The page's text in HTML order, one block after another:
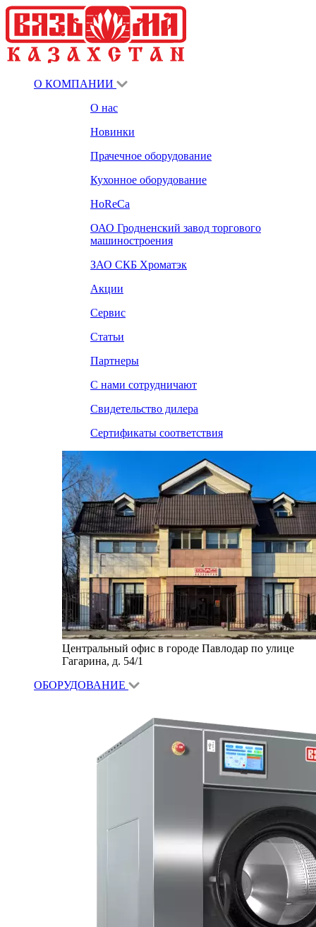
О КОМПАНИИ
О нас
Новинки
Прачечное оборудование
Кухонное оборудование
HoReCa
ОАО Гродненский завод торгового
машиностроения
ЗАО СКБ Хроматэк
Акции
Сервис
Статьи
Партнеры
С нами сотрудничают
Свидетельство дилера
Сертификаты соответствия
Центральный офис в городе Павлодар по улице
Гагарина, д. 54/1
ОБОРУДОВАНИЕ